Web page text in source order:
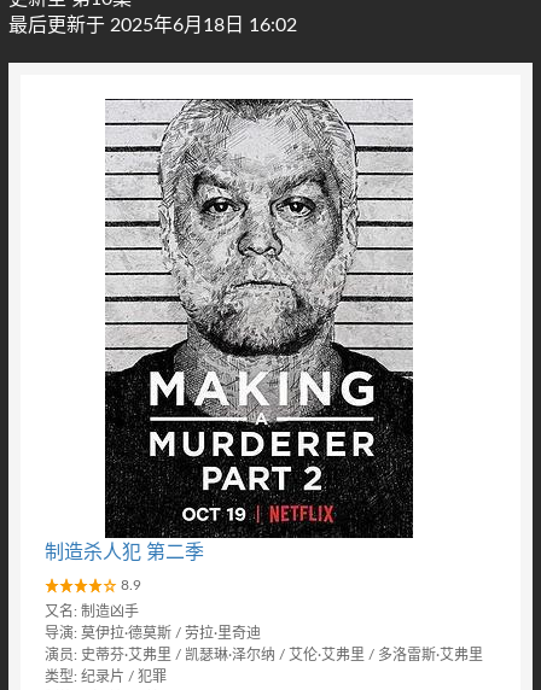
最后更新于 2025年6月18日 16:02
制造杀人犯 第二季
8.9
又名: 制造凶手
导演: 莫伊拉·德莫斯 / 劳拉·里奇迪
演员: 史蒂芬·艾弗里 / 凯瑟琳·泽尔纳 / 艾伦·艾弗里 / 多洛雷斯·艾弗里
类型: 纪录片 / 犯罪